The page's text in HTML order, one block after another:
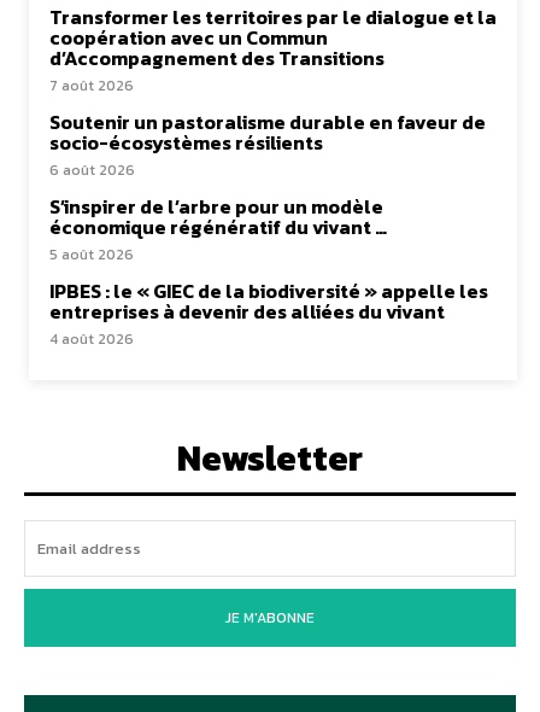
Transformer les territoires par le dialogue et la
coopération avec un Commun
d’Accompagnement des Transitions
7 août 2026
Soutenir un pastoralisme durable en faveur de
socio-écosystèmes résilients
6 août 2026
S’inspirer de l’arbre pour un modèle
économique régénératif du vivant …
5 août 2026
IPBES : le « GIEC de la biodiversité » appelle les
entreprises à devenir des alliées du vivant
4 août 2026
Newsletter
JE M'ABONNE